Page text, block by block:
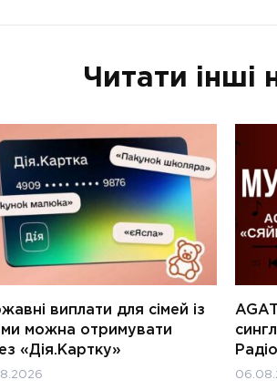
Читати інші
виплати для сімей із
можна отримувати
«Дія.Картку»
Радіо